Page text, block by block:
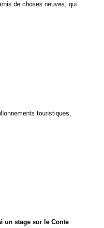
de choses neuves, qui
touristiques,
un stage sur le Conte